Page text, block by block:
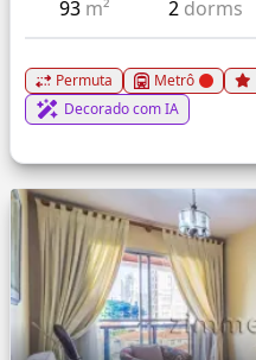
93 m² 2 dorms
Permuta Metrô
Decorado com IA